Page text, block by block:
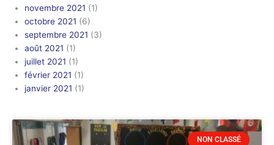
novembre 2021 (1)
octobre 2021 (6)
septembre 2021 (3)
août 2021 (1)
juillet 2021 (1)
février 2021 (1)
janvier 2021 (1)
NON CLASSÉ